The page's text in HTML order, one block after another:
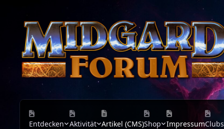
Entdecken Aktivität Artikel (CMS)Shop ImpressumClubs